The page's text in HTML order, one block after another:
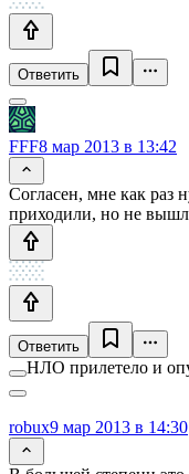
Ответить
FFF8 мар 2013 в 13:42
Согласен, мне как раз
приходили, но не
Ответить
НЛО прилетело и
robux9 мар 2013 в 14:30